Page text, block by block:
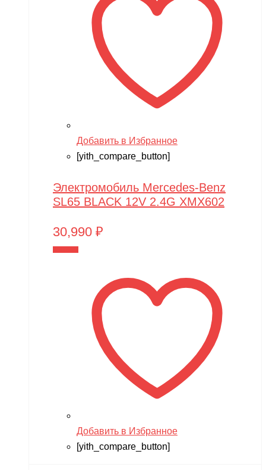
Добавить в Избранное
[yith_compare_button]
Электромобиль Mercedes-Benz
SL65 BLACK 12V 2.4G XMX602
30,990 ₽
Добавить в Избранное
[yith_compare_button]